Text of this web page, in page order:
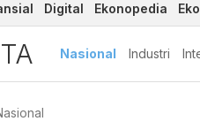
Digital Ekonopedia
Nasional Industri